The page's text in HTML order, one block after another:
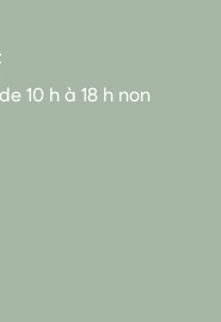
10 h à 18 h non